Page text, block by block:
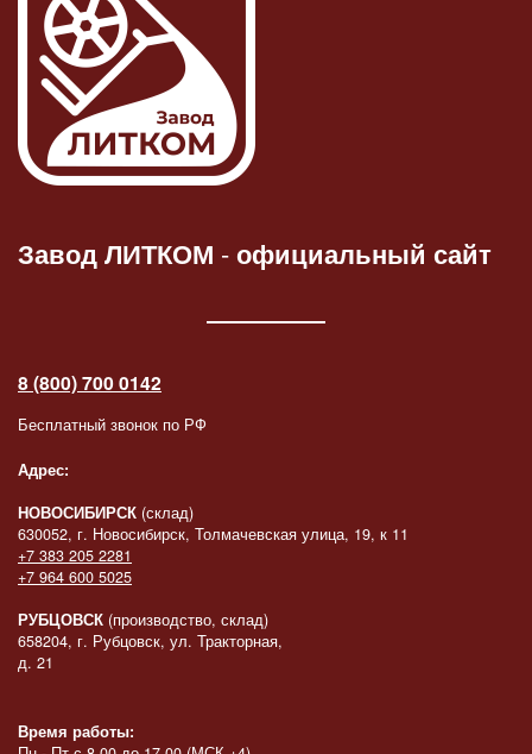
Завод ЛИТКОМ -официальный сайт
8 (800) 700 0142
Бесплатный звонок по РФ
Адрес:
НОВОСИБИРСК (склад)
630052, г. Новосибирск, Толмачевская улица, 19, к 11
+7 383 205 2281
+7 964 600 5025
РУБЦОВСК (производство, склад)
658204, г. Рубцовск, ул. Тракторная,
д. 21
Время работы: